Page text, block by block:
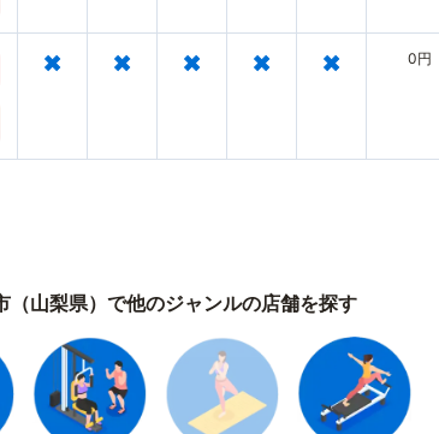
× × × × × 0円
（山梨県）で他のジャンルの店舗を探す